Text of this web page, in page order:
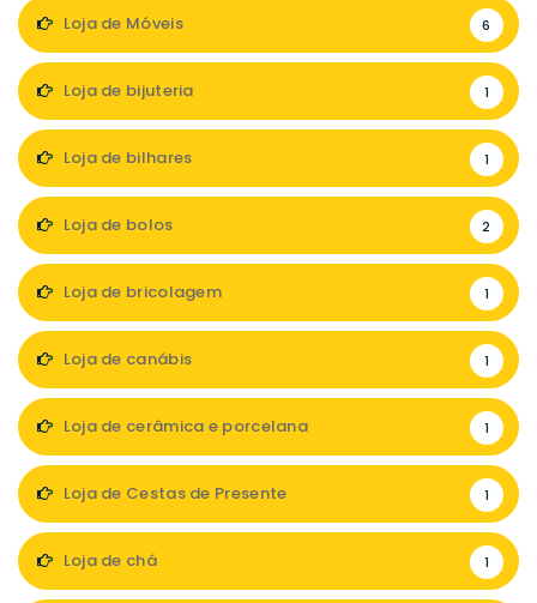
Loja de Móveis 6
Loja de bijuteria 1
Loja de bilhares 1
Loja de bolos 2
Loja de bricolagem 1
Loja de canábis 1
Loja de cerâmica e porcelana 1
Loja de Cestas de Presente 1
Loja de chá 1